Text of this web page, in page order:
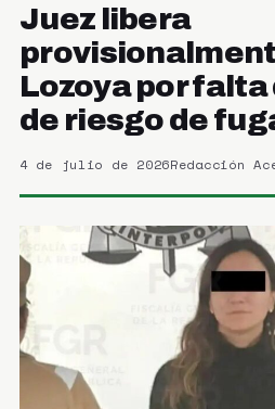
Juez libera
Lozoya por
de riesgo de
4 de julio de 2026Redacción